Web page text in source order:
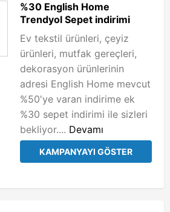
%30 English Home
Trendyol Sepet indirimi
Ev tekstil ürünleri, çeyiz
ürünleri, mutfak gereçleri,
dekorasyon ürünlerinin
adresi English Home mevcut
%50'ye varan indirime ek
%30 sepet indirimi ile sizleri
bekliyor.... Devamı
KAMPANYAYI GÖSTER